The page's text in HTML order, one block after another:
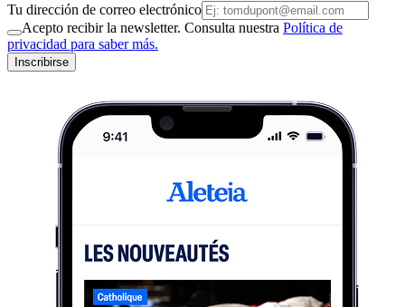
Tu dirección de correo electrónico
Acepto recibir la newsletter. Consulta nuestra Política de
privacidad para saber más.
Inscribirse